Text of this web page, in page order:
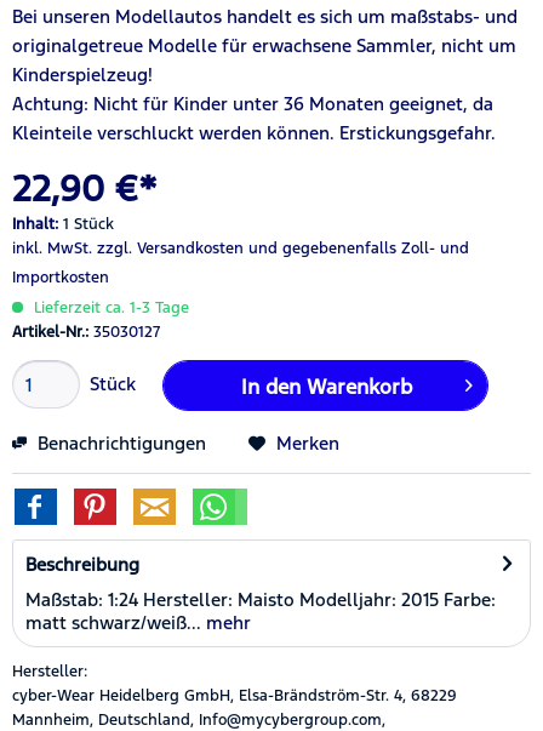
Bei unseren Modellautos handelt es sich um maßstabs- und
originalgetreue Modelle für erwachsene Sammler, nicht um
Kinderspielzeug!
Achtung: Nicht für Kinder unter 36 Monaten geeignet, da
Kleinteile verschluckt werden können. Erstickungsgefahr.
22,90 €*
Inhalt: 1 Stück
inkl. MwSt. zzgl. Versandkosten und gegebenenfalls Zoll- und
Importkosten
Lieferzeit ca. 1-3 Tage
Artikel-Nr.: 35030127
Stück In den Warenkorb
Benachrichtigungen Merken
Beschreibung
Maßstab: 1:24 Hersteller: Maisto Modelljahr: 2015 Farbe:
matt schwarz/weiß... mehr
Hersteller:
cyber-Wear Heidelberg GmbH, Elsa-Brändström-Str. 4, 68229
Mannheim, Deutschland, Info@mycybergroup.com,